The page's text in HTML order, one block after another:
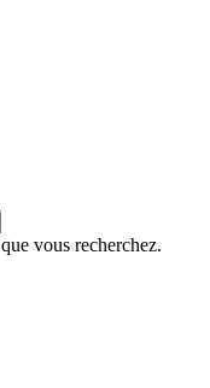
vous recherchez.